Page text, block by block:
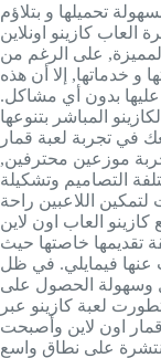
تحميلها و بتلاؤم
العاب كازينو اونلاين
على الرغم من
و خدماتها, إلا أن هذه
بدون أي مشاكل.
المباشر بتنوعها
في تجربة لعبة قمار
موزعين محترفين,
التصاميم وتشكيلة
لتمكين اللاعبين راحة
العاب اون لاين
تقديمها خاصتها حيث
عنها فيمايلي. في ظل
وسهولة الحصول على
لعبة كازينو عبر
قمار اون لاين وأصبحت